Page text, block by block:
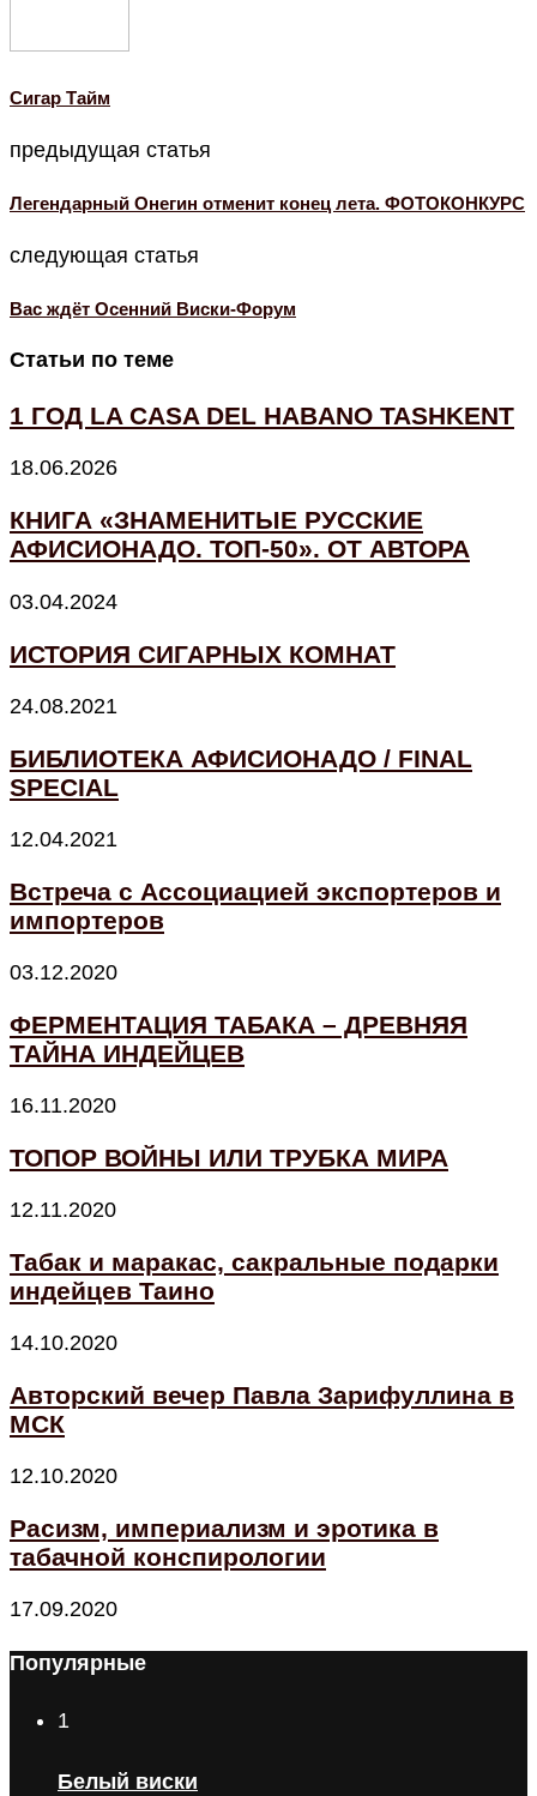
Cигар Тайм
предыдущая статья
Легендарный Онегин отменит конец лета. ФОТОКОНКУРС
следующая статья
Вас ждёт Осенний Виски-Форум
Статьи по теме
1 ГОД LA CASA DEL HABANO TASHKENT
18.06.2026
КНИГА «ЗНАМЕНИТЫЕ РУССКИЕ
АФИСИОНАДО. ТОП-50». ОТ АВТОРА
03.04.2024
ИСТОРИЯ СИГАРНЫХ КОМНАТ
24.08.2021
БИБЛИОТЕКА АФИСИОНАДО / FINAL
SPECIAL
12.04.2021
Встреча с Ассоциацией экспортеров и
импортеров
03.12.2020
ФЕРМЕНТАЦИЯ ТАБАКА – ДРЕВНЯЯ
ТАЙНА ИНДЕЙЦЕВ
16.11.2020
ТОПОР ВОЙНЫ ИЛИ ТРУБКА МИРА
12.11.2020
Табак и маракас, сакральные подарки
индейцев Таино
14.10.2020
Авторский вечер Павла Зарифуллина в
МСК
12.10.2020
Расизм, империализм и эротика в
табачной конспирологии
17.09.2020
Популярные
1
Белый виски